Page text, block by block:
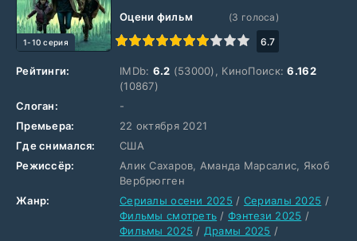
1-10 серия
Оцени фильм
1
2 3 4 5 6 7 8 9 10
(3 голоса)
6.7
Рейтинги: IMDb: 6.2 (53000), КиноПоиск:6.162
(10867)
Слоган:
-
Премьера:
22 октября 2021
Где снимался:
США
Режиссёр:
Алик Сахаров, Аманда Марсалис, Якоб
Вербрюгген
Жанр:
Сериалы осени 2025 / Сериалы 2025 /
Фильмы смотреть /Фэнтези 2025 /
Фильмы 2025 / Драмы 2025 /